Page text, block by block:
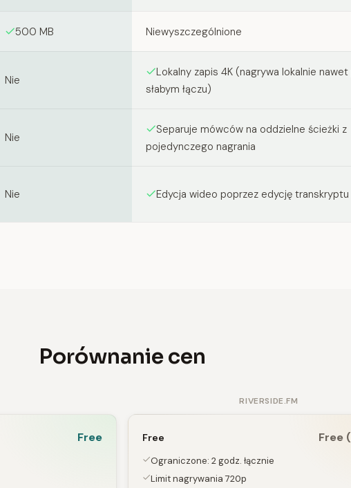
500 MB Niewyszczególnione
Nie
Lokalny zapis 4K (nagrywa lokalnie
słabym łączu)
Nie
Separuje mówców na oddzielne ścieżki z
pojedynczego nagrania
Nie Edycja wideo poprzez edycję transkryptu
Porównanie cen
RIVERSIDE.FM
Free Free Free
Ograniczone: 2 godz. łącznie
Limit nagrywania 720p